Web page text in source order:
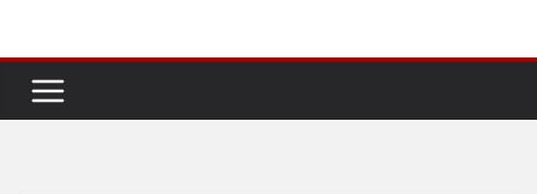
conteúdo